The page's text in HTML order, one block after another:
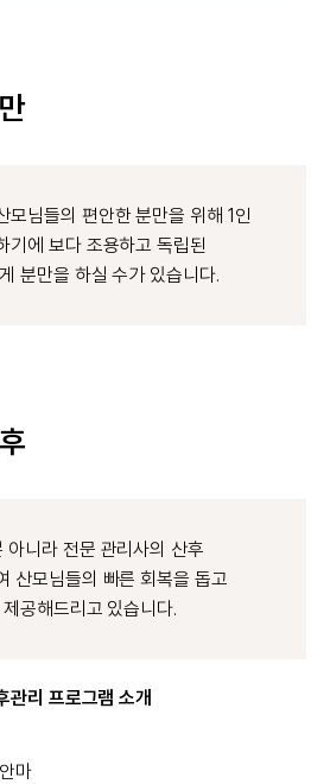
모님들의 편안한 분만을 위해 1인
기에 보다 조용하고 독립된
분만을 하실 수가 있습니다.
아니라 전문 관리사의 산후
산모님들의 빠른 회복을 돕고
공해드리고 있습니다.
관리 프로그램 소개
마